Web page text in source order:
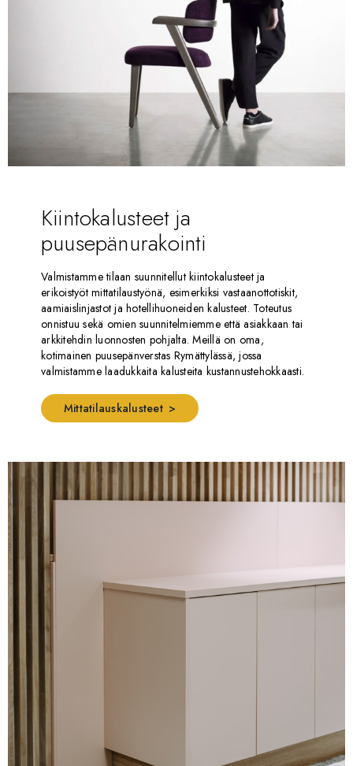
Kiintokalusteet ja
puusepänurakointi
Valmistamme tilaan suunnitellut kiintokalusteet ja
erikoistyöt mittatilaustyönä, esimerkiksi vastaanottotiskit,
aamiaislinjastot ja hotellihuoneiden kalusteet. Toteutus
onnistuu sekä omien suunnitelmiemme että asiakkaan tai
arkkitehdin luonnosten pohjalta. Meillä on oma,
kotimainen puusepänverstas Rymättylässä, jossa
valmistamme laadukkaita kalusteita kustannustehokkaasti.
Mittatilauskalusteet